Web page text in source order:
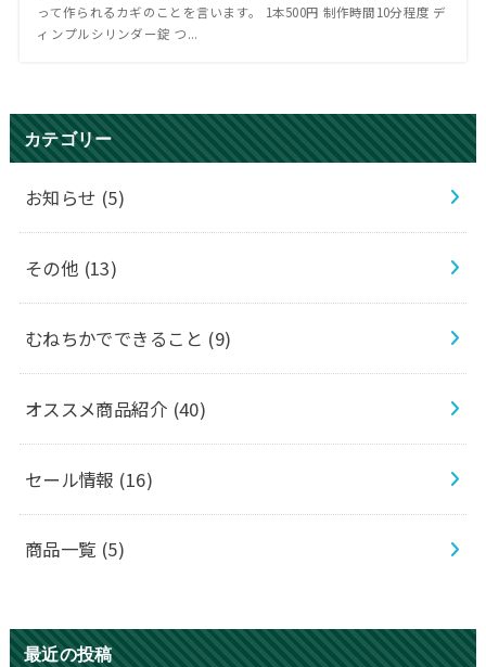
って作られるカギのことを言います。 1本500円 制作時間10分程度 デ
ィンプルシリンダー錠 つ...
カテゴリー
お知らせ (5)
その他 (13)
むねちかでできること (9)
オススメ商品紹介 (40)
セール情報 (16)
商品一覧 (5)
最近の投稿